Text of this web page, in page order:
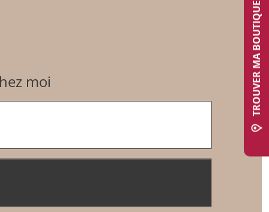
moi TROUVER MA BOUTIQUE